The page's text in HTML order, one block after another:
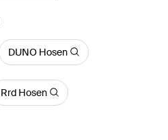
DUNO Hosen
Rrd Hosen